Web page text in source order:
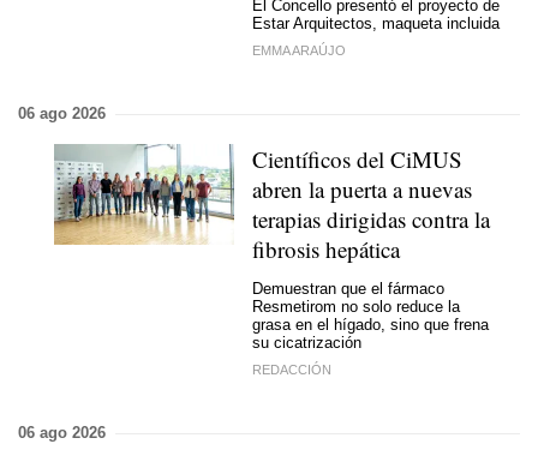
El Concello presentó el proyecto de
Estar Arquitectos, maqueta incluida
EMMA ARAÚJO
06 ago 2026
Científicos del CiMUS
abren la puerta a nuevas
terapias dirigidas contra la
fibrosis hepática
Demuestran que el fármaco
Resmetirom no solo reduce la
grasa en el hígado, sino que frena
su cicatrización
REDACCIÓN
06 ago 2026